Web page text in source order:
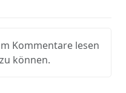
Kommentare lesen
können.